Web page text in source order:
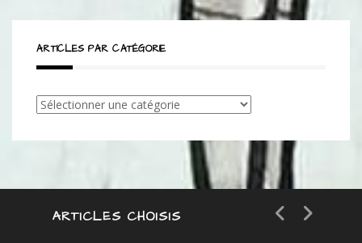
ARTICLES PAR CATÉGORIE
Articles
ARTICLES CHOISIS